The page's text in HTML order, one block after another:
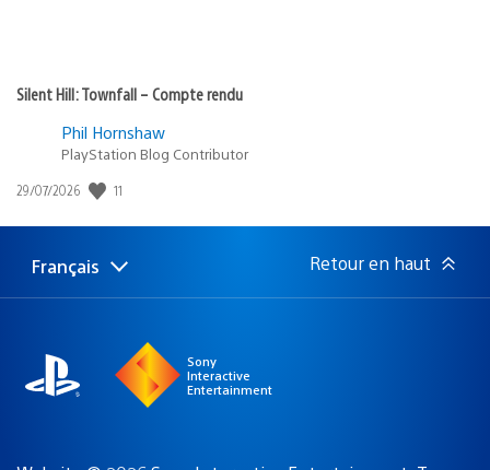
Silent Hill: Townfall – Compte rendu
Phil Hornshaw
PlayStation Blog Contributor
Date
publication
29/07/2026 11
Choisir
Région
Français Retour en haut
Sony
Interactive
Entertainment